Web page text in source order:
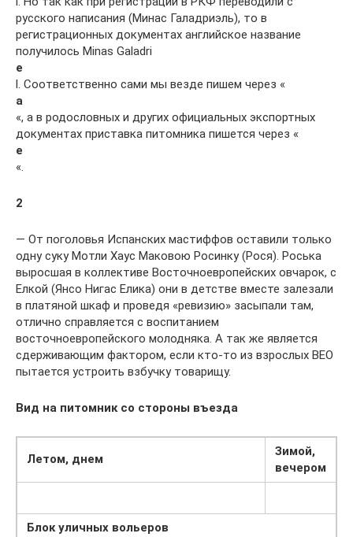
русского написания (Минас Галадриэль), то в
регистрационных документах английское название
получилось Minas Galadri
e
l. Соответственно сами мы везде пишем через «
а
«, а в родословных и других официальных экспортных
документах приставка питомника пишется через «
е
«.
2
— От поголовья Испанских мастиффов оставили только
одну суку Мотли Хаус Маковою Росинку (Рося). Роська
выросшая в коллективе Восточноевропейских овчарок, с
Елкой (Янсо Нигас Елика) они в детстве вместе залезали
в платяной шкаф и проведя «ревизию» засыпали там,
отлично справляется с воспитанием
восточноевропейского молодняка. А так же является
сдерживающим фактором, если кто-то из взрослых ВЕО
пытается устроить взбучку товарищу.
Вид на питомник со стороны въезда
Летом, днем
Зимой,
вечером
Блок уличных вольеров